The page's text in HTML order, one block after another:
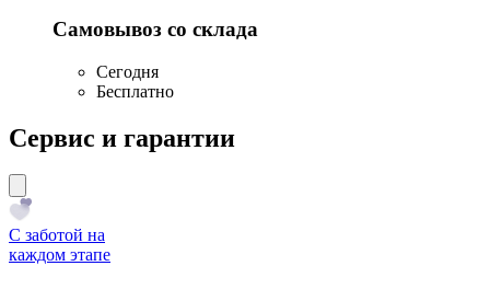
Самовывоз со склада
Сегодня
Бесплатно
Сервис и гарантии
С заботой на
каждом этапе